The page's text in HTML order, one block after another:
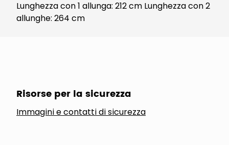
Lunghezza con 1 allunga: 212 cm Lunghezza con 2
allunghe: 264 cm
Risorse per la sicurezza
Immagini e contatti di sicurezza